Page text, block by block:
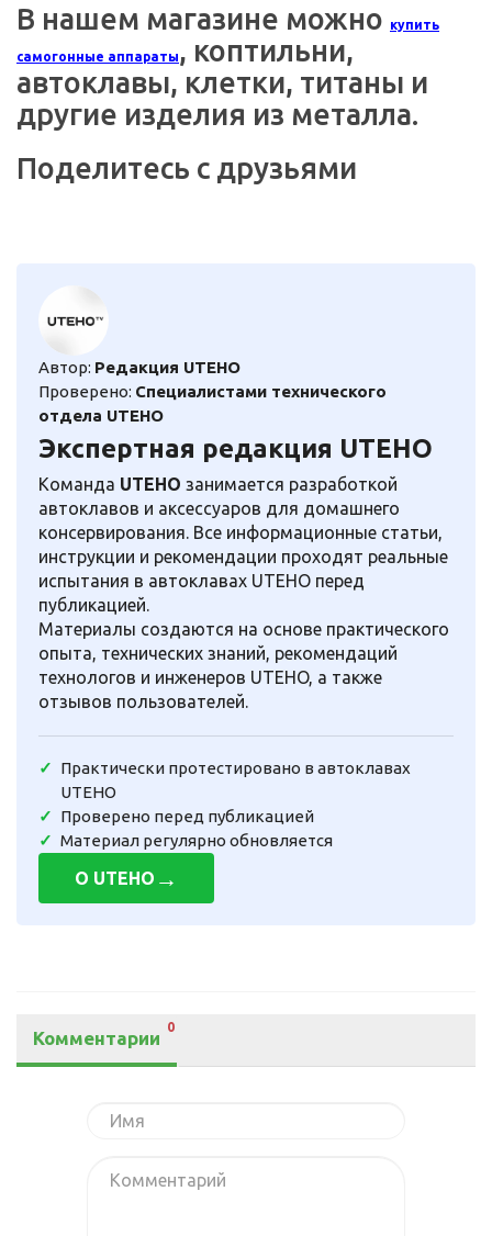
В нашем магазине можно купить
самогонные аппараты , коптильни,
автоклавы, клетки, титаны и
другие изделия из металла.
Поделитесь с друзьями
Автор: Редакция UTEHO
Проверено: Специалистами технического
отдела UTEHO
Экспертная редакция UTEHO
Команда UTEHO занимается разработкой
автоклавов и аксессуаров для домашнего
консервирования. Все информационные статьи,
инструкции и рекомендации проходят реальные
испытания в автоклавах UTEHO перед
публикацией.
Материалы создаются на основе практического
опыта, технических знаний, рекомендаций
технологов и инженеров UTEHO, а также
отзывов пользователей.
Практически протестировано в автоклавах
UTEHO
Проверено перед публикацией
Материал регулярно обновляется
О UTEHO →
Комментарии
0